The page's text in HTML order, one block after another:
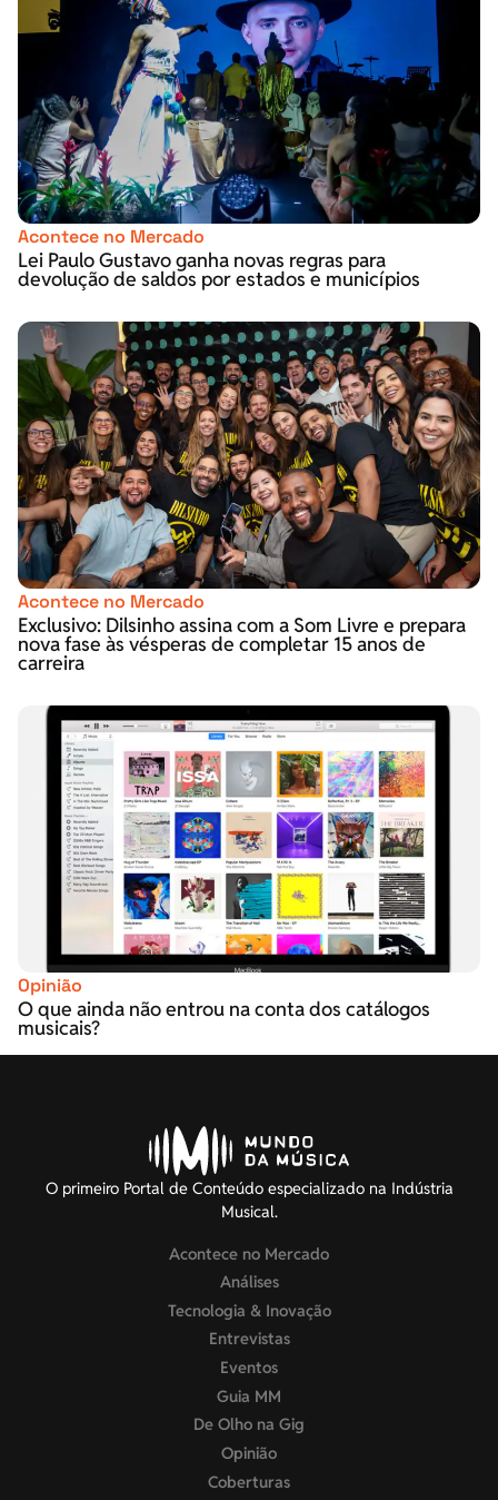
Acontece no Mercado
Lei Paulo Gustavo ganha novas regras para
devolução de saldos por estados e municípios
Acontece no Mercado
Exclusivo: Dilsinho assina com a Som Livre e prepara
nova fase às vésperas de completar 15 anos de
carreira
Opinião
O que ainda não entrou na conta dos catálogos
musicais?
O primeiro Portal de Conteúdo especializado na Indústria
Musical.
Acontece no Mercado
Análises
Tecnologia & Inovação
Entrevistas
Eventos
Guia MM
De Olho na Gig
Opinião
Coberturas